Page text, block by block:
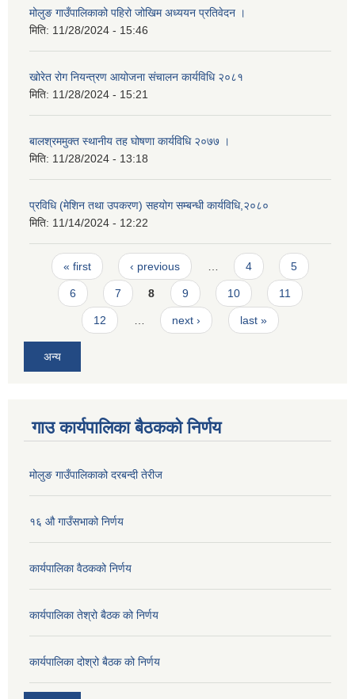
मोलुङ गाउँपालिकाको पहिरो जोखिम अध्ययन प्रतिवेदन ।
मिति: 11/28/2024 - 15:46
खोरेत रोग नियन्त्रण आयोजना संचालन कार्यविधि २०८१
मिति: 11/28/2024 - 15:21
बालश्रममुक्त स्थानीय तह घोषणा कार्यविधि २०७७ ।
मिति: 11/28/2024 - 13:18
प्रविधि (मेशिन तथा उपकरण) सहयोग सम्बन्धी कार्यविधि,२०८०
मिति: 11/14/2024 - 12:22
Pages
« first ‹ previous 4 5
6 7 8 9 10 11
12 next › last »
अन्य
गाउ कार्यपालिका बैठकको निर्णय
मोलुङ गाउँपालिकाको दरबन्दी तेरीज
१६ औ गाउँसभाको निर्णय
कार्यपालिका वैठकको निर्णय
कार्यपालिका तेश्रो बैठक को निर्णय
कार्यपालिका दोश्रो बैठक को निर्णय